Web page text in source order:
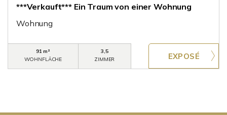
***Verkauft*** Ein Traum von einer Wohnung
Wohnung
91 m²
WOHNFLÄCHE
3,5
ZIMMER